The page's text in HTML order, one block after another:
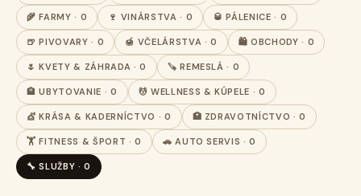
🌾 FARMY · 0 🍷 VINÁRSTVA · 0 🥃 PÁLENICE · 0
🍺 PIVOVARY · 0 🍯 VČELÁRSTVA · 0 🛍️ OBCHODY · 0
🌷 KVETY & ZÁHRADA · 0 🪚 REMESLÁ · 0
🏨 UBYTOVANIE · 0 💆 WELLNESS & KÚPELE · 0
💇 KRÁSA & KADERNÍCTVO · 0 🏥 ZDRAVOTNÍCTVO · 0
🏋️ FITNESS & ŠPORT · 0 🚗 AUTO SERVIS · 0
🔧 SLUŽBY · 0